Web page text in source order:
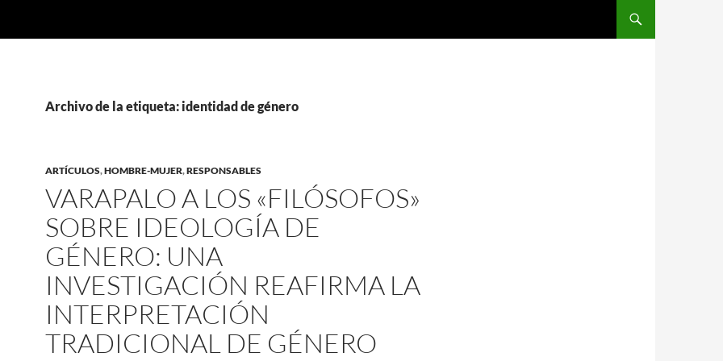
Archivo de la etiqueta: identidad de género
ARTÍCULOS,HOMBRE-MUJER,RESPONSABLES
VARAPALO A LOS «FILÓSOFOS»
SOBRE IDEOLOGÍA DE
GÉNERO: UNA
INVESTIGACIÓN REAFIRMA LA
INTERPRETACIÓN
TRADICIONAL DE GÉNERO